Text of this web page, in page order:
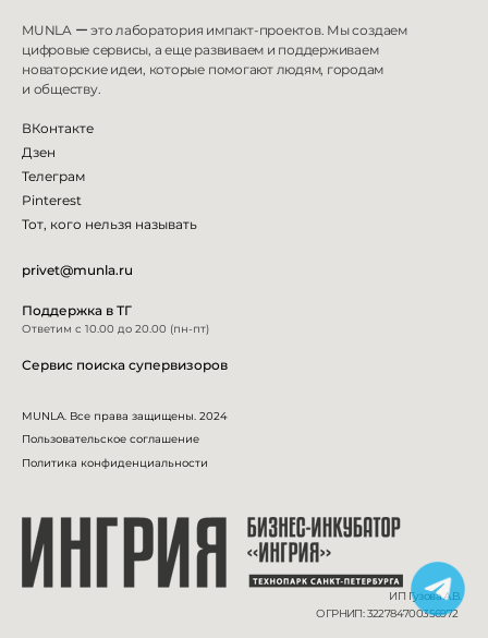
MUNLA ー это лаборатория импакт-проектов. Мы создаем
цифровые сервисы, а еще развиваем и поддерживаем
новаторские идеи, которые помогают людям, городам
и обществу.
ВКонтакте
Дзен
Телеграм
Pinterest
Тот, кого нельзя называть
privet@munla.ru
Поддержка в ТГ
Ответим с 10.00 до 20.00 (пн-пт)
Сервис поиска супервизоров
MUNLA. Все права защищены. 2024
Пользовательское соглашение
Политика конфиденциальности
ИП Гузова А.В.
ОГРНИП: 322784700356972